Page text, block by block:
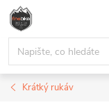
Přejít
obsah
Krátký rukáv